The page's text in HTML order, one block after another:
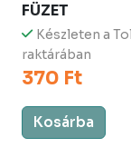
FÜZET
Készleten a
raktárában
370 Ft
Kosárba